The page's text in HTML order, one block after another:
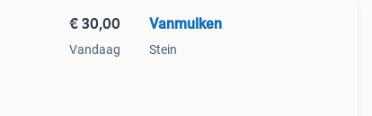
€ 30,00
Vandaag
Vanmulken
Stein